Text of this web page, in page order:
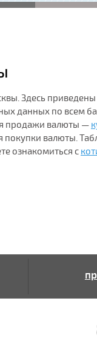
Здесь
данных по всем
продажи валюты —
покупки валюты.
ознакомиться с